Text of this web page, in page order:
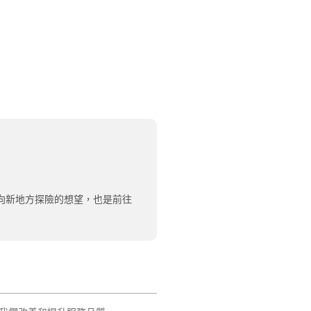
新地方探險的想望，也是前往